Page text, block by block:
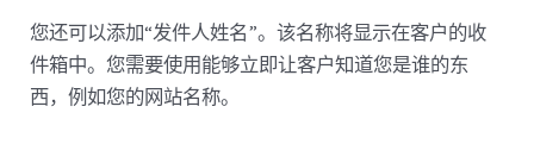
您还可以添加“发件人姓名”。该名称将显示在客户的收
件箱中。您需要使用能够立即让客户知道您是谁的东
西，例如您的网站名称。